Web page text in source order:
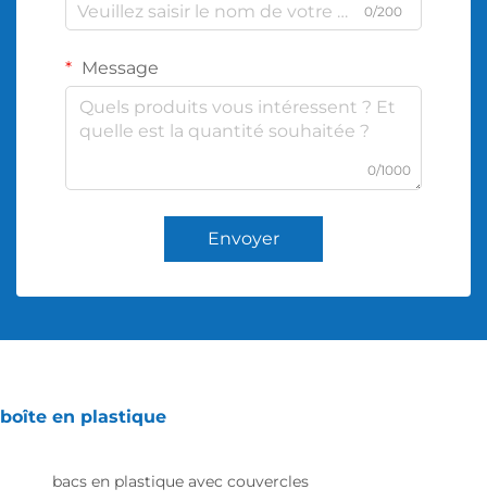
0/200
Message
0/1000
Envoyer
boîte en plastique
bacs en plastique avec couvercles